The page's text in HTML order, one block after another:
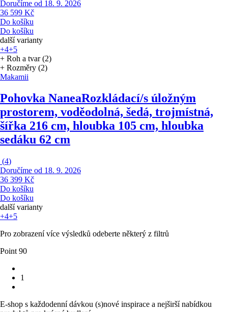
Doručíme od 18. 9. 2026
36 599 Kč
Do košíku
Do košíku
další varianty
+4+5
+ Roh a tvar (2)
+ Rozměry (2)
Makamii
Pohovka NaneaRozkládací/s úložným
prostorem, voděodolná, šedá, trojmístná,
šířka 216 cm, hloubka 105 cm, hloubka
sedáku 62 cm
(4)
Doručíme od 18. 9. 2026
36 399 Kč
Do košíku
Do košíku
další varianty
+4+5
Pro zobrazení více výsledků odeberte některý z filtrů
Point 90
1
E-shop s každodenní dávkou (s)nové inspirace a nejširší nabídkou